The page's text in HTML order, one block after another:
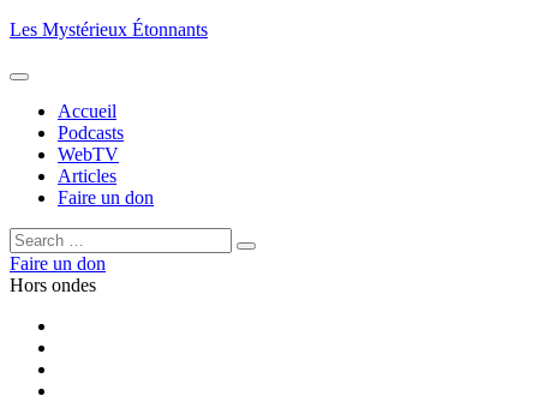
Aller
contenu
Les Mystérieux Étonnants
Accueil
Podcasts
WebTV
Articles
Faire un don
Rechercher :
Rechercher
Faire un don
Hors ondes